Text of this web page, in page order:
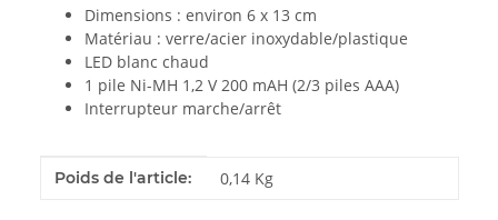
Dimensions : environ 6 x 13 cm
Matériau : verre/acier inoxydable/plastique
LED blanc chaud
1 pile Ni-MH 1,2 V 200 mAH (2/3 piles AAA)
Interrupteur marche/arrêt
#productDetails.itemInformation#
#productDetails.itemValue#
Poids de l'article: 0,14 Kg